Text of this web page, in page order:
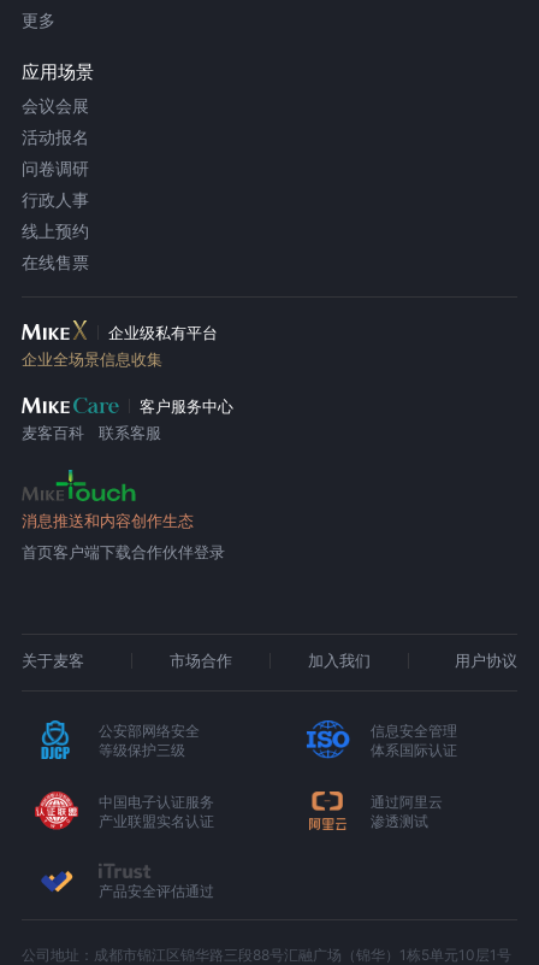
更多
应用场景
会议会展
活动报名
问卷调研
行政人事
线上预约
在线售票
企业级私有平台
企业全场景信息收集
客户服务中心
麦客百科
联系客服
消息推送和内容创作生态
首页客户端下载合作伙伴登录
关于麦客 市场合作 加入我们 用户协议
公安部网络安全
等级保护三级
信息安全管理
体系国际认证
中国电子认证服务
产业联盟实名认证
通过阿里云
渗透测试
产品安全评估通过
公司地址：成都市锦江区锦华路三段88号汇融广场（锦华）1栋5单元10层1号